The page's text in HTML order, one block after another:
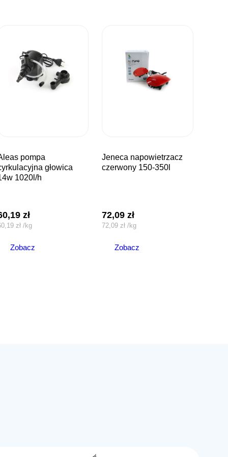
głowica
1020l/h
zł
zł /kg
Zobacz
jeneca napowietrzacz
czerwony 150-350l
72,09zł
72,09 zł /kg
Zobacz